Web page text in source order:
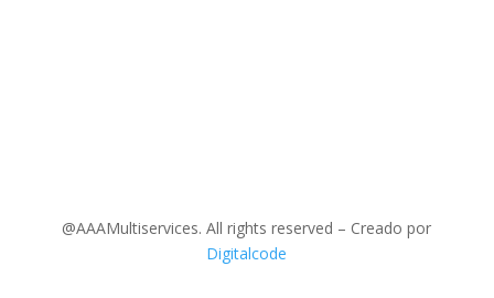
@AAAMultiservices. All rights reserved – Creado por
Digitalcode